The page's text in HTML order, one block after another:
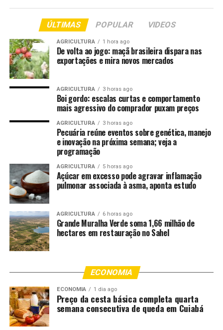
vice-liderança com 68 pontos, três a menos que o
Rubro-Negro carioca.
O Jogo
O primeiro tempo do clássico foi predominantemente
santista. Com maior posse de bola e iniciativa, o time da
casa criou as melhores oportunidades, forçando o
goleiro Carlos Miguel a realizar grandes intervenções.
João Schmidt, aos 14 minutos, ameaçou de cabeça, e aos
20, Carlos Miguel protagonizou uma defesa espetacular
após Barreal receber um passe açucarado de Igor
Vinícius e finalizar forte. Já perto do intervalo, Neymar,
em rara aparição no clássico, recebeu livre na entrada da
área e chutou rente à trave. Em seguida, Khellven evitou
o gol do Palmeiras em cima da linha, após desvio de Zé
Rafael em escanteio.
Na etapa complementar, o Palmeiras voltou com outra
postura, impulsionado pelas mudanças promovidas pelo
técnico Abel Ferreira. O Alviverde começou a levar mais
perigo ao gol de Gabriel Brazão. Logo aos dois minutos,
Luighi, em um contra-ataque rápido, finalizou cruzado e
o goleiro santista espalmou. Aos 18, foi a vez de Flaco
López invadir a área e desferir um chute que tirou tinta
da trave, mostrando que o Verdão estava vivo na partida.
No entanto, o destino do jogo seria selado por
Rollheiser, garantindo os três pontos para o Santos e a
ÚLTIMAS POPULAR VIDEOS
AGRICULTURA 1 hora ago
De volta ao jogo: maçã brasileira dispara nas
exportações e mira novos mercados
AGRICULTURA 3 horas ago
Boi gordo: escalas curtas e comportamento
mais agressivo do comprador puxam preços
AGRICULTURA 3 horas ago
Pecuária reúne eventos sobre genética, manejo
e inovação na próxima semana; veja a
programação
AGRICULTURA 5 horas ago
Açúcar em excesso pode agravar inflamação
pulmonar associada à asma, aponta estudo
AGRICULTURA 6 horas ago
Grande Muralha Verde soma 1,66 milhão de
hectares em restauração no Sahel
ECONOMIA
ECONOMIA 1 dia ago
Preço da cesta básica completa quarta
semana consecutiva de queda em Cuiabá